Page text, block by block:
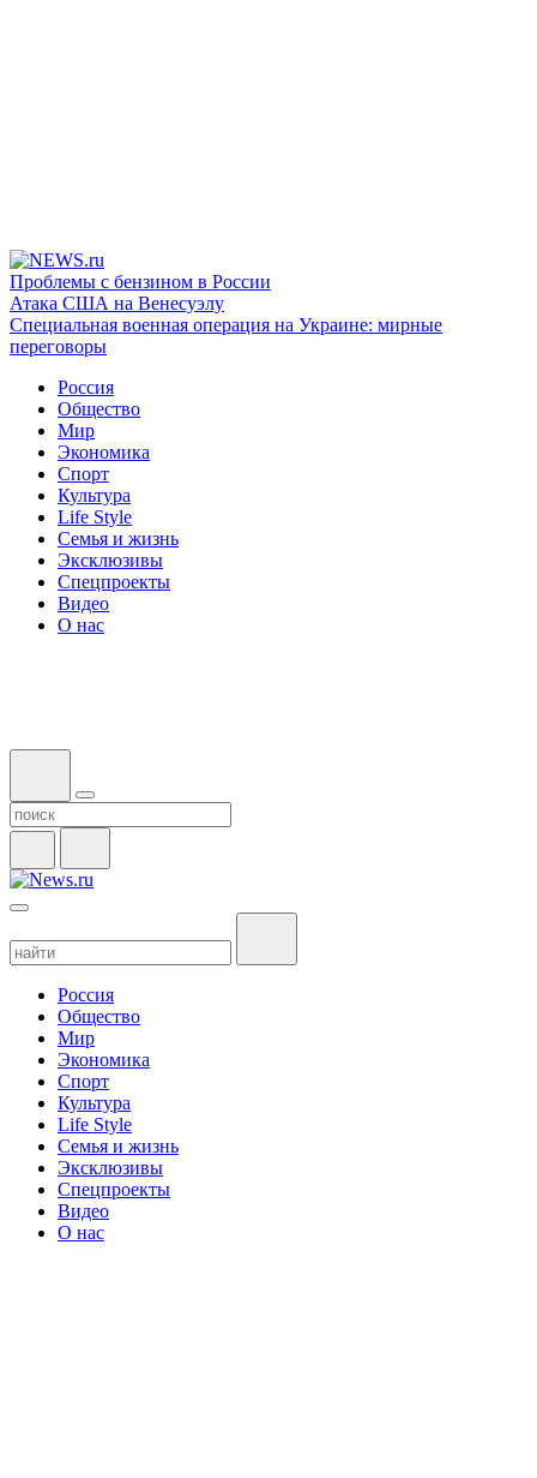
Проблемы с бензином в России
Атака США на Венесуэлу
Специальная военная операция на Украине: мирные
переговоры
Россия
Общество
Мир
Экономика
Спорт
Культура
Life Style
Семья и жизнь
Эксклюзивы
Спецпроекты
Видео
О нас
Россия
Общество
Мир
Экономика
Спорт
Культура
Life Style
Семья и жизнь
Эксклюзивы
Спецпроекты
Видео
О нас